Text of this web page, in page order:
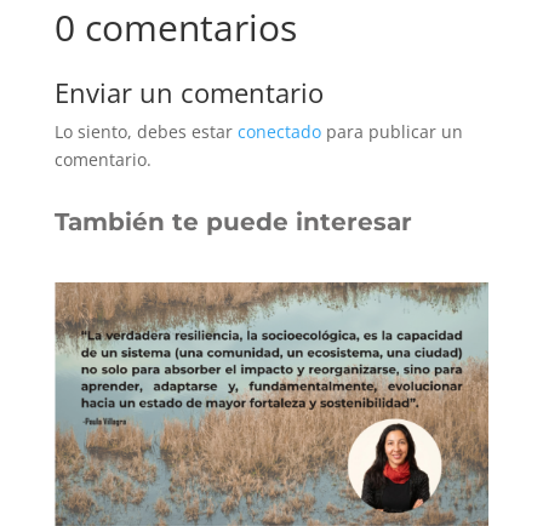
0 comentarios
Enviar un comentario
Lo siento, debes estar conectadopara publicar un
comentario.
También te puede interesar